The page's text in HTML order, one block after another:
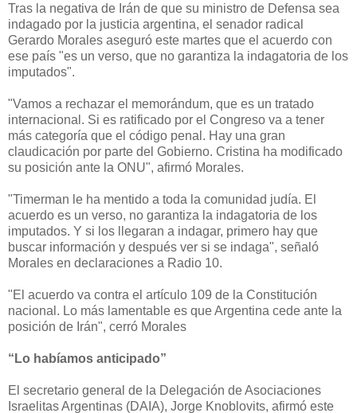
Tras la negativa de Irán de que su ministro de Defensa sea
indagado por la justicia argentina, el senador radical
Gerardo Morales aseguró este martes que el acuerdo con
ese país "es un verso, que no garantiza la indagatoria de los
imputados".
"Vamos a rechazar el memorándum, que es un tratado
internacional. Si es ratificado por el Congreso va a tener
más categoría que el código penal. Hay una gran
claudicación por parte del Gobierno. Cristina ha modificado
su posición ante la ONU", afirmó Morales.
"Timerman le ha mentido a toda la comunidad judía. El
acuerdo es un verso, no garantiza la indagatoria de los
imputados. Y si los llegaran a indagar, primero hay que
buscar información y después ver si se indaga", señaló
Morales en declaraciones a Radio 10.
"El acuerdo va contra el artículo 109 de la Constitución
nacional. Lo más lamentable es que Argentina cede ante la
posición de Irán", cerró Morales
“Lo habíamos anticipado”
El secretario general de la Delegación de Asociaciones
Israelitas Argentinas (DAIA), Jorge Knoblovits, afirmó este